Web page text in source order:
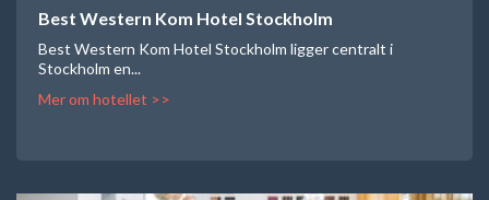
Best Western Kom Hotel Stockholm
Best Western Kom Hotel Stockholm ligger centralt i
Stockholm en...
Mer om hotellet >>